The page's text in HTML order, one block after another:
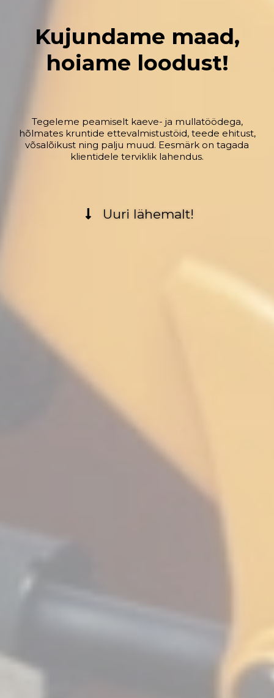
Kujundame maad,
hoiame loodust!
Tegeleme peamiselt kaeve- ja mullatöödega,
hõlmates kruntide ettevalmistustöid, teede ehitust,
võsalõikust ning palju muud. Eesmärk on tagada
klientidele terviklik lahendus.
Uuri lähemalt!